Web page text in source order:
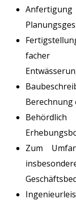
facher
Berechnung
Zum